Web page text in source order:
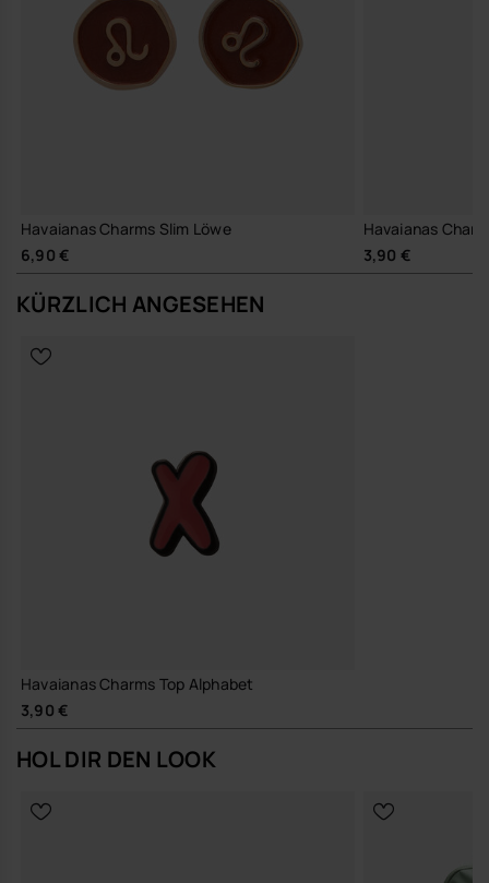
Havaianas Charms Slim Löwe
6,90 €
Havaianas
3,90 €
KÜRZLICH ANGESEHEN
Havaianas Charms Top Alphabet
3,90 €
HOL DIR DEN LOOK